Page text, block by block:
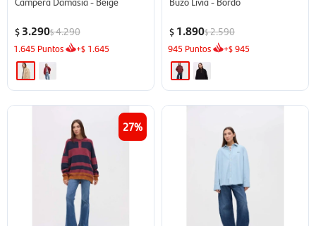
$ 3.290$4.290
1.645 Puntos +$ 1.645
$ 1.890$2.590
945 Puntos +$945
27